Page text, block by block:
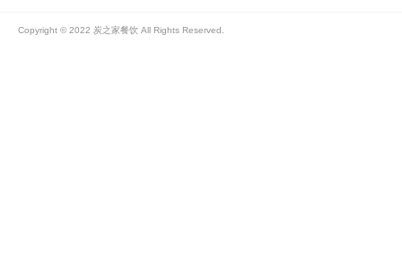
Copyright © 2022 炭之家餐饮 All Rights Reserved.